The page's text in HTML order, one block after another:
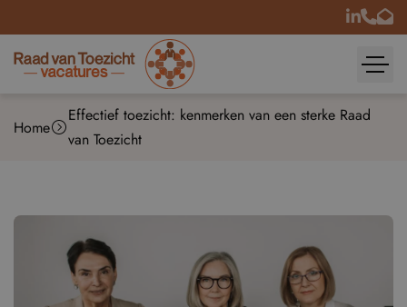
Home
Effectief toezicht: kenmerken van een sterke Raad
van Toezicht